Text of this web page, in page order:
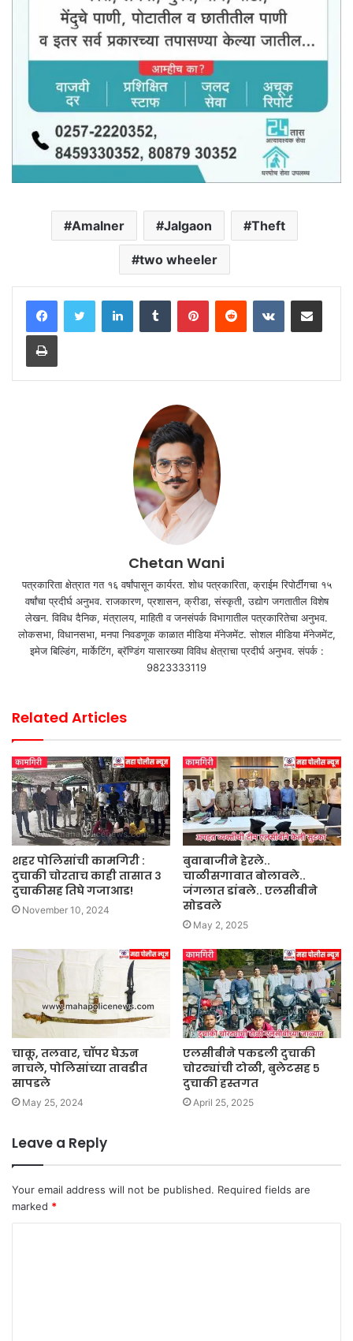
Amalner Jalgaon Theft
two wheeler
LinkedInTumblr PinterestReddit VKontakteShare via Email
Print
Chetan Wani
पत्रकारिता क्षेत्रात गत १६ वर्षांपासून कार्यरत. शोध पत्रकारिता, क्राईम रिपोर्टींगचा १५
वर्षांचा प्रदीर्घ अनुभव. राजकारण, प्रशासन, क्रीडा, संस्कृती, उद्योग जगतातील विशेष
लेखन. विविध दैनिक, मंत्रालय, माहिती व जनसंपर्क विभागातील पत्रकारितेचा अनुभव.
लोकसभा, विधानसभा, मनपा निवडणूक काळात मीडिया मॅनेजमेंट. सोशल मीडिया मॅनेजमेंट,
इमेज बिल्डिंग, मार्केटिंग, ब्रॅण्डिंग यासारख्या विविध क्षेत्राचा प्रदीर्घ अनुभव. संपर्क :
9823333119
Related Articles
शहर पोलिसांची कामगिरी :
दुचाकी चोरताच काही तासात ३
दुचाकीसह तिघे गजाआड!
November 10, 2024
बुवाबाजीने हेरले..
चाळीसगावात बोलावले..
जंगलात डांबले.. एलसीबीने
सोडवले
May 2, 2025
चाकू, तलवार, चॉपर घेऊन
नाचले, पोलिसांच्या तावडीत
सापडले
May 25, 2024
एलसीबीने पकडली दुचाकी
चोरट्यांची टोळी, बुलेटसह ५
दुचाकी हस्तगत
April 25, 2025
Leave a Reply
Your email address will not be published. Required fields are
marked *